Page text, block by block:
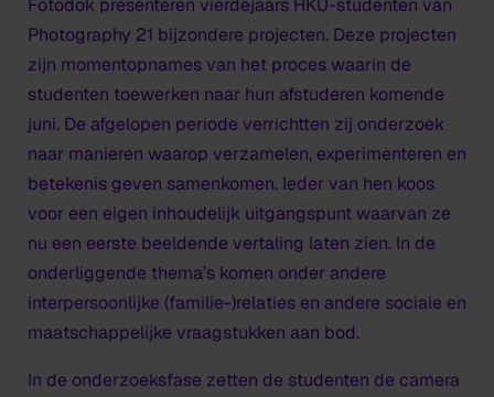
Fotodok presenteren vierdejaars HKU-studenten van
Photography 21 bijzondere projecten. Deze projecten
zijn momentopnames van het proces waarin de
studenten toewerken naar hun afstuderen komende
juni. De afgelopen periode verrichtten zij onderzoek
naar manieren waarop verzamelen, experimenteren en
betekenis geven samenkomen. Ieder van hen koos
voor een eigen inhoudelijk uitgangspunt waarvan ze
nu een eerste beeldende vertaling laten zien. In de
onderliggende thema’s komen onder andere
interpersoonlijke (familie-)relaties en andere sociale en
maatschappelijke vraagstukken aan bod.
In de onderzoeksfase zetten de studenten de camera